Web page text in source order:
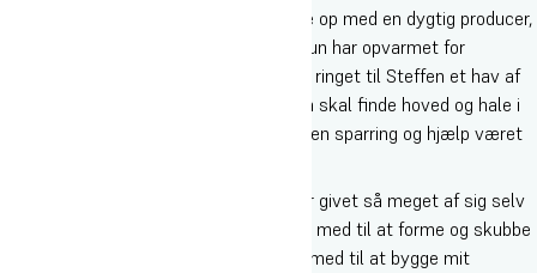
også hendes manager. Han satte hende op med en dygtig producer,
som stadig er hendes producer i dag. Hun har opvarmet for
Steffens band The Blue Van, og hun har ringet til Steffen et hav af
gange for at få sparring på, hvordan hun skal finde hoved og hale i
den her musikbranche. For Sophie har den sparring og hjælp været
”Jeg er så taknemmelig over, at han har givet så meget af sig selv
til mit projekt. Ikke alene har han været med til at forme og skubbe
til min musik, men han har også været med til at bygge mit